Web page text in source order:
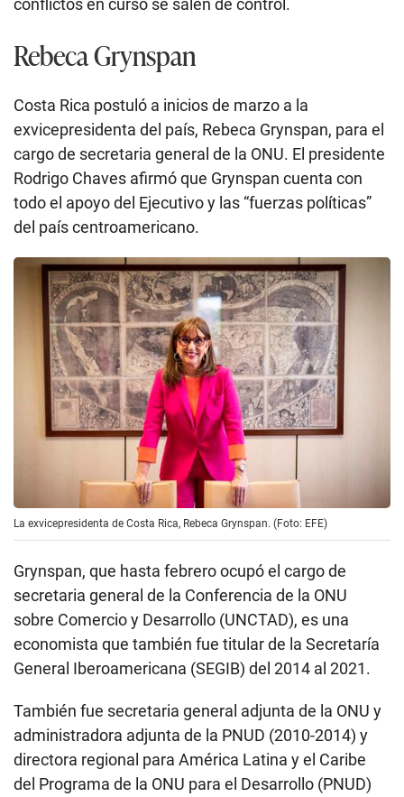
conflictos en curso se salen de control.
Rebeca Grynspan
Costa Rica postuló a inicios de marzo a la
exvicepresidenta del país, Rebeca Grynspan, para el
cargo de secretaria general de la ONU. El presidente
Rodrigo Chaves afirmó que Grynspan cuenta con
todo el apoyo del Ejecutivo y las “fuerzas políticas”
del país centroamericano.
La exvicepresidenta de Costa Rica, Rebeca Grynspan. (Foto: EFE)
Grynspan, que hasta febrero ocupó el cargo de
secretaria general de la Conferencia de la ONU
sobre Comercio y Desarrollo (UNCTAD), es una
economista que también fue titular de la Secretaría
General Iberoamericana (SEGIB) del 2014 al 2021.
También fue secretaria general adjunta de la ONU y
administradora adjunta de la PNUD (2010-2014) y
directora regional para América Latina y el Caribe
del Programa de la ONU para el Desarrollo (PNUD)